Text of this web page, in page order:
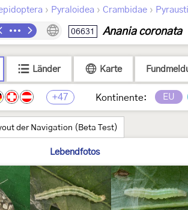
› Pyraloidea › Crambidae ›
06631 Anania coronata
Länder Karte
+47 Kontinente: EU
der Navigation (Beta Test)
Lebendfotos